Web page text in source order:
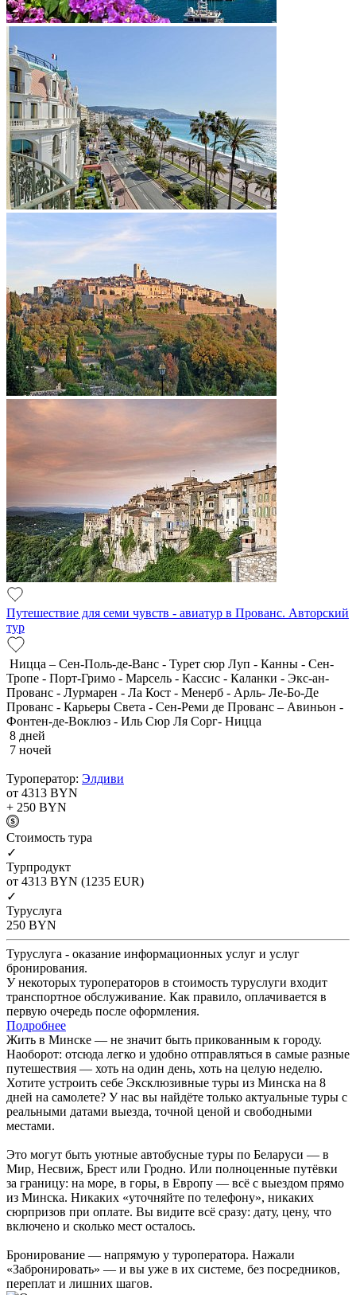
Путешествие для семи чувств - авиатур в Прованс. Авторский
тур
Ницца – Сен-Поль-де-Ванс - Турет сюр Луп - Канны - Сен-
Тропе - Порт-Гримо - Марсель - Кассис - Каланки - Экс-ан-
Прованс - Лурмарен - Ла Кост - Менерб - Арль- Ле-Бо-Де
Прованс - Карьеры Света - Сен-Реми де Прованс – Авиньон -
Фонтен-де-Воклюз - Иль Сюр Ля Сорг- Ницца
8 дней
7 ночей
Туроператор: Элдиви
от 4313 BYN
+ 250 BYN
Cтоимость тура
✓
Турпродукт
от 4313 BYN (1235 EUR)
✓
Туруслуга
250 BYN
Туруслуга - оказание информационных услуг и услуг
бронирования.
У некоторых туроператоров в стоимость туруслуги входит
транспортное обслуживание. Как правило, оплачивается в
первую очередь после оформления.
Подробнее
Жить в Минске — не значит быть прикованным к городу.
Наоборот: отсюда легко и удобно отправляться в самые разные
путешествия — хоть на один день, хоть на целую неделю.
Хотите устроить себе Эксклюзивные туры из Минска на 8
дней на самолете? У нас вы найдёте только актуальные туры с
реальными датами выезда, точной ценой и свободными
местами.
Это могут быть уютные автобусные туры по Беларуси — в
Мир, Несвиж, Брест или Гродно. Или полноценные путёвки
за границу: на море, в горы, в Европу — всё с выездом прямо
из Минска. Никаких «уточняйте по телефону», никаких
сюрпризов при оплате. Вы видите всё сразу: дату, цену, что
включено и сколько мест осталось.
Бронирование — напрямую у туроператора. Нажали
«Забронировать» — и вы уже в их системе, без посредников,
переплат и лишних шагов.